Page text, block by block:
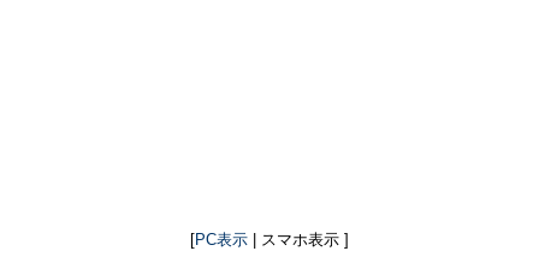
[PC表示 | スマホ表示 ]